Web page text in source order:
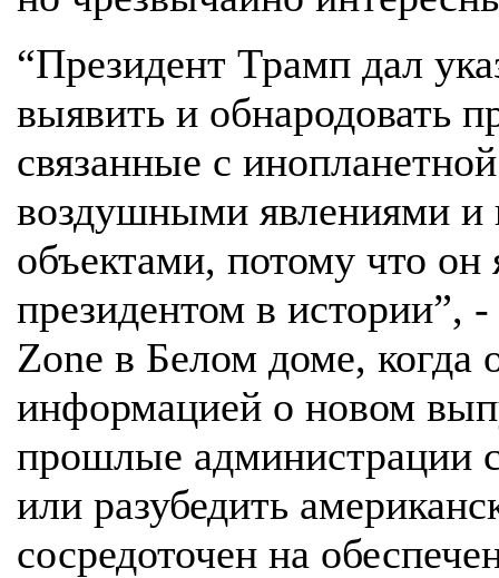
“Президент Трамп дал
выявить и обнародовать
связанные с
воздушными явлениями
объектами, потому что
президентом в истории”,
Zone в Белом доме, когда
информацией о новом
прошлые администрации
или разубедить
сосредоточен на